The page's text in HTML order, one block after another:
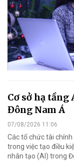
Cơ sở hạ
Đông Nam Á
07/08/2026 11:06
Các tổ chức tài
trong việc tạo điều
nhân tạo (AI) trong